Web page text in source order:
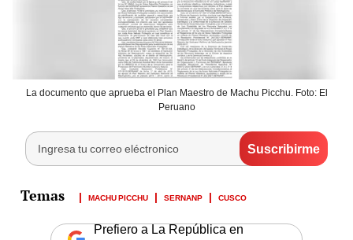
La documento que aprueba el Plan Maestro de Machu Picchu. Foto: El
Peruano
MACHU PICCHU SERNANP CUSCO
Prefiero a La República en